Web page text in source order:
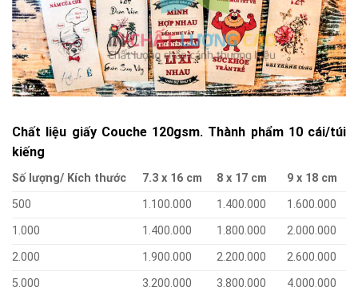
Chất liệu giấy Couche 120gsm. Thành phẩm 10 cái/túi
kiếng
Số lượng/ Kích thước 7.3 x 16 cm 8 x 17 cm
9 x 18 cm
500
1.100.000 1.400.000
1.600.000
1.000
1.400.000 1.800.000
2.000.000
2.000
1.900.000 2.200.000
2.600.000
5.000
3.200.000 3.800.000
4.000.000